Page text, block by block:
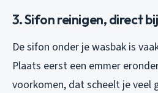
3. Sifon reinigen, direct
De sifon onder je wasbak is
Plaats eerst een emmer
voorkomen, dat scheelt je veel